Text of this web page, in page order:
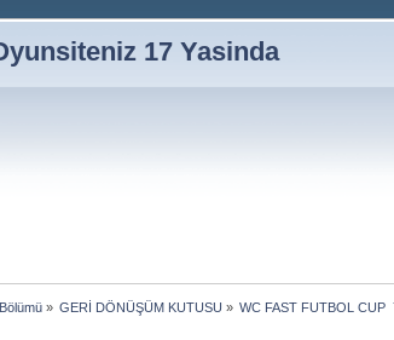
17 Yasinda
» GERİ DÖNÜŞÜM KUTUSU » WC FAST FUTBOL CUP